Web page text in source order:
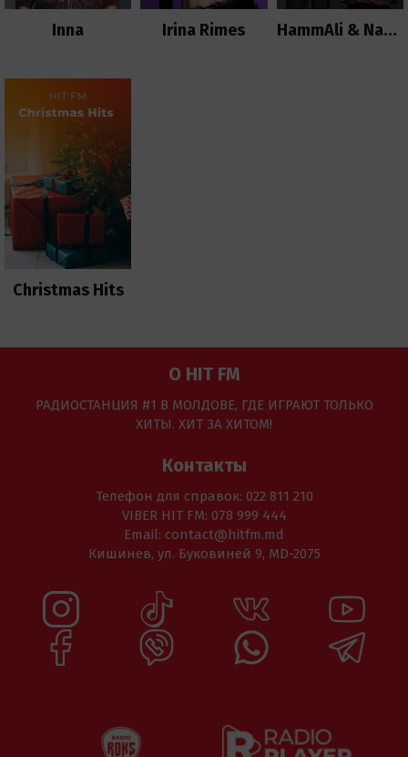
Inna Irina Rimes HammAli & Navai
Christmas Hits
О HIT FM
РАДИОСТАНЦИЯ #1 В МОЛДОВЕ, ГДЕ ИГРАЮТ ТОЛЬКО
ХИТЫ. ХИТ ЗА ХИТОМ!
Контакты
Телефон для справок: 022 811 210
VIBER HIT FM: 078 999 444
Email: contact@hitfm.md
Кишинев, ул. Буковиней 9, MD-2075